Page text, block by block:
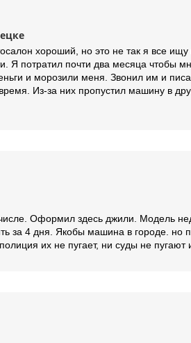
хороший, но это не так я все
Я потратил почти два месяца чтобы
и морозили меня. Звонил им и
Из-за них пропустил машину в
Оформил здесь джили. Модель
за 4 дня. Якобы машина в городе. но
их не пугает, ни суды не пугают